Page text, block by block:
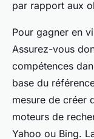
par rapport aux
Pour gagner en
Assurez-vous
compétences
base du
mesure de créer
moteurs de
Yahoo ou Bing.